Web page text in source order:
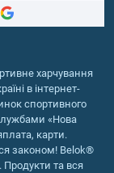
та суглоби.
ефективні
сполучну
харчування
в інтернет-
спортивного
«Нова
карти.
законом! Belok®
та вся